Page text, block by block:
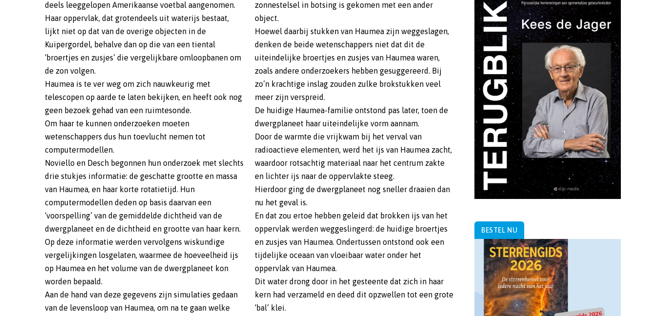
deels leeggelopen Amerikaanse voetbal aangenomen.
Haar oppervlak, dat grotendeels uit waterijs bestaat,
lijkt niet op dat van de overige objecten in de
Kuipergordel, behalve dan op die van een tiental
‘broertjes en zusjes’ die vergelijkbare omloopbanen om
de zon volgen.
Haumea is te ver weg om zich nauwkeurig met
telescopen op aarde te laten bekijken, en heeft ook nog
geen bezoek gehad van een ruimtesonde.
Om haar te kunnen onderzoeken moeten
wetenschappers dus hun toevlucht nemen tot
computermodellen.
Noviello en Desch begonnen hun onderzoek met slechts
drie stukjes informatie: de geschatte grootte en massa
van Haumea, en haar korte rotatietijd. Hun
computermodellen deden op basis daarvan een
‘voorspelling’ van de gemiddelde dichtheid van de
dwergplaneet en de dichtheid en grootte van haar kern.
Op deze informatie werden vervolgens wiskundige
vergelijkingen losgelaten, waarmee de hoeveelheid ijs
op Haumea en het volume van de dwergplaneet kon
worden bepaald.
Aan de hand van deze gegevens zijn simulaties gedaan
van de levensloop van Haumea, om na te gaan welke
zonnestelsel in botsing is gekomen met een ander
object.
Hoewel daarbij stukken van Haumea zijn weggeslagen,
denken de beide wetenschappers niet dat dit de
uiteindelijke broertjes en zusjes van Haumea waren,
zoals andere onderzoekers hebben gesuggereerd. Bij
zo’n krachtige inslag zouden zulke brokstukken veel
meer zijn verspreid.
De huidige Haumea-familie ontstond pas later, toen de
dwergplaneet haar uiteindelijke vorm aannam.
Door de warmte die vrijkwam bij het verval van
radioactieve elementen, werd het ijs van Haumea zacht,
waardoor rotsachtig materiaal naar het centrum zakte
en lichter ijs naar de oppervlakte steeg.
Hierdoor ging de dwergplaneet nog sneller draaien dan
nu het geval is.
En dat zou ertoe hebben geleid dat brokken ijs van het
oppervlak werden weggeslingerd: de huidige broertjes
en zusjes van Haumea. Ondertussen ontstond ook een
tijdelijke oceaan van vloeibaar water onder het
oppervlak van Haumea.
Dit water drong door in het gesteente dat zich in haar
kern had verzameld en deed dit opzwellen tot een grote
‘bal’ klei.
BESTEL NU